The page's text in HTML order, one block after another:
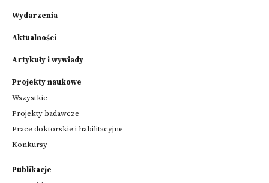
Wydarzenia
Aktualności
Artykuły i wywiady
Projekty naukowe
Wszystkie
Projekty badawcze
Prace doktorskie i habilitacyjne
Konkursy
Publikacje